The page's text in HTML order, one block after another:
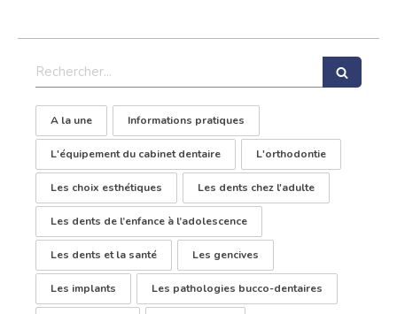
Rechercher
A la une Informations pratiques
L'équipement du cabinet dentaire L'orthodontie
Les choix esthétiques Les dents chez l'adulte
Les dents de l’enfance à l’adolescence
Les dents et la santé Les gencives
Les implants Les pathologies bucco-dentaires